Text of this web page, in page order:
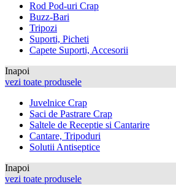
Rod Pod-uri Crap
Buzz-Bari
Tripozi
Suporti, Picheti
Capete Suporti, Accesorii
Inapoi
vezi toate produsele
Juvelnice Crap
Saci de Pastrare Crap
Saltele de Receptie si Cantarire
Cantare, Tripoduri
Solutii Antiseptice
Inapoi
vezi toate produsele